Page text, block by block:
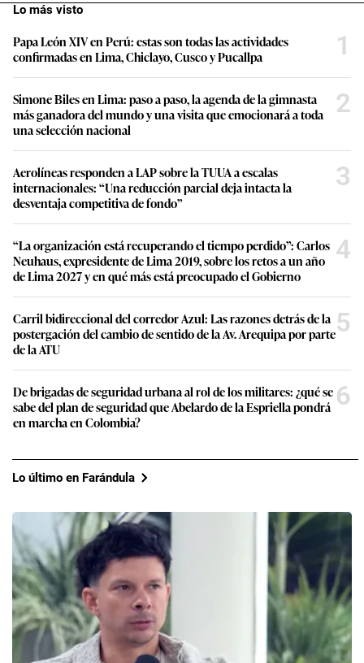
Lo más visto
Papa León XIV en Perú: estas son todas las actividades
confirmadas en Lima, Chiclayo, Cusco y Pucallpa
1
Simone Biles en Lima: paso a paso, la agenda de la gimnasta
más ganadora del mundo y una visita que emocionará a toda
una selección nacional
2
Aerolíneas responden a LAP sobre la TUUA a escalas
internacionales: “Una reducción parcial deja intacta la
desventaja competitiva de fondo”
3
“La organización está recuperando el tiempo perdido”: Carlos
Neuhaus, expresidente de Lima 2019, sobre los retos a un año
de Lima 2027 y en qué más está preocupado el Gobierno
4
Carril bidireccional del corredor Azul: Las razones detrás de la
postergación del cambio de sentido de la Av. Arequipa por parte
de la ATU
5
De brigadas de seguridad urbana al rol de los militares: ¿qué se
sabe del plan de seguridad que Abelardo de la Espriella pondrá
en marcha en Colombia?
6
Lo último en Farándula